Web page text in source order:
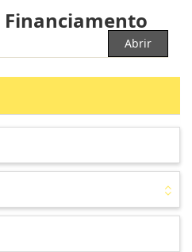
Financiamento
Abrir